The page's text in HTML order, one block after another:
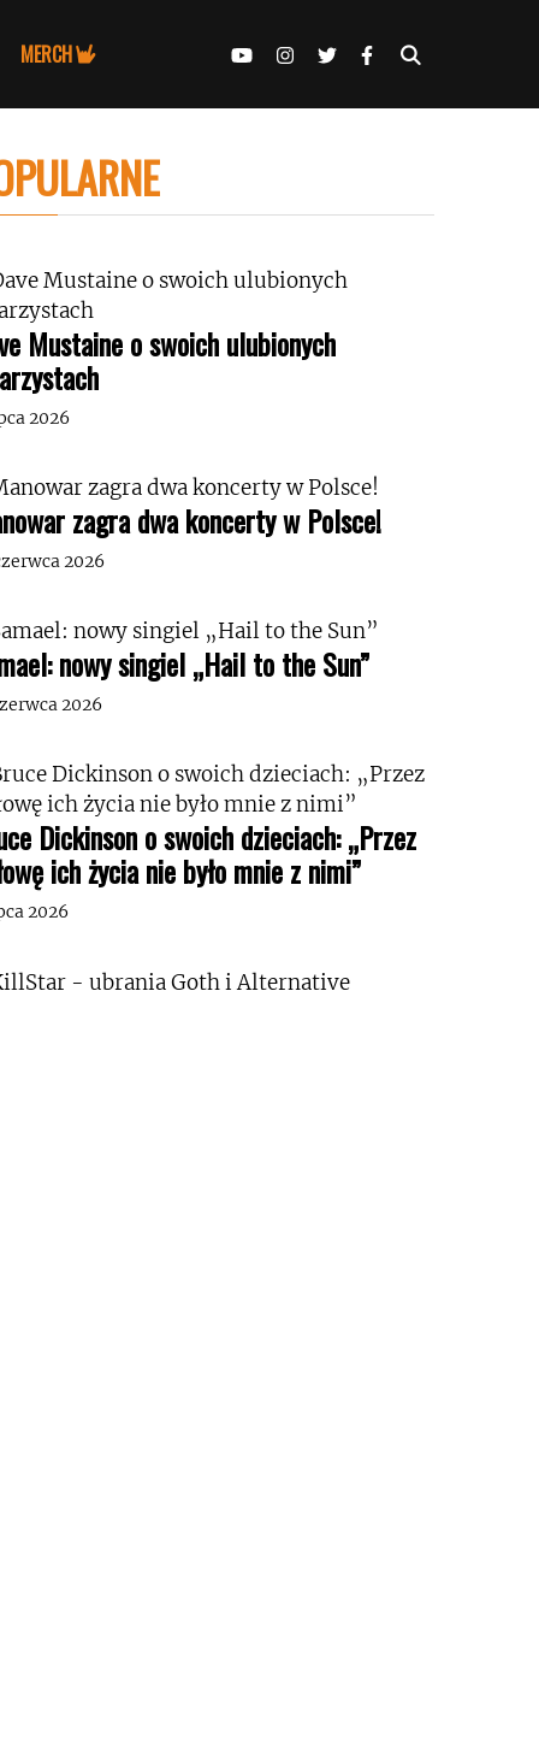
MERCH
Mustaine o swoich ulubionych
2026
zagra dwa koncerty w Polsce!
2026
nowy singiel „Hail to the Sun”
2026
Dickinson o swoich dzieciach: „Przez
ich życia nie było mnie z nimi”
2026